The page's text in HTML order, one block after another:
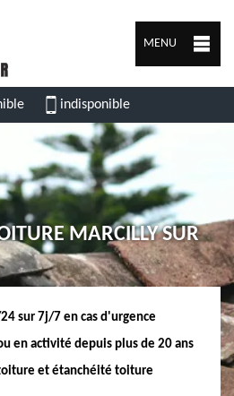
MENU
indisponible
MARCILLY SUR
sur 7j/7 en cas d'urgence
en activité depuis plus de 20 ans
et étanchéité toiture